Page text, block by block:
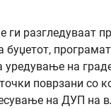
ги разгледуваат
буџетот,
уредување на
поврзани со
на ДУП на